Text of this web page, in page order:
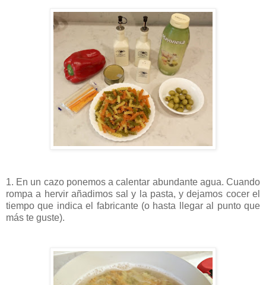
1. En un cazo ponemos a calentar abundante agua. Cuando
rompa a hervir añadimos sal y la pasta, y dejamos cocer el
tiempo que indica el fabricante (o hasta llegar al punto que
más te guste).